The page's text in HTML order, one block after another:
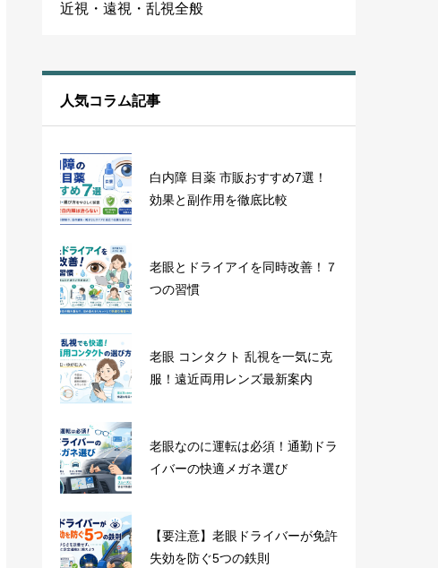
近視・遠視・乱視全般
人気コラム記事
白内障 目薬 市販おすすめ7選！
効果と副作用を徹底比較
老眼とドライアイを同時改善！７
つの習慣
老眼 コンタクト 乱視を一気に克
服！遠近両用レンズ最新案内
老眼なのに運転は必須！通勤ドラ
イバーの快適メガネ選び
【要注意】老眼ドライバーが免許
失効を防ぐ5つの鉄則